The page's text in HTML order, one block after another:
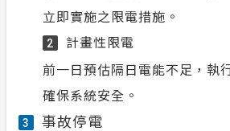
立即實施之限電措施。
2
計畫性限電
前一日預估隔日電能不足，執
確保系統安全。
3 事故停電